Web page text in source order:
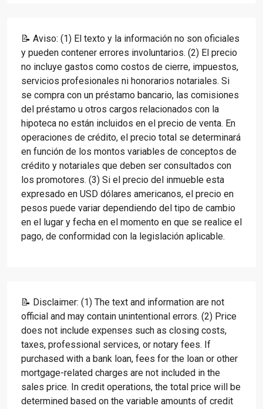
📝 Aviso: (1) El texto y la información no son oficiales
y pueden contener errores involuntarios. (2) El precio
no incluye gastos como costos de cierre, impuestos,
servicios profesionales ni honorarios notariales. Si
se compra con un préstamo bancario, las comisiones
del préstamo u otros cargos relacionados con la
hipoteca no están incluidos en el precio de venta. En
operaciones de crédito, el precio total se determinará
en función de los montos variables de conceptos de
crédito y notariales que deben ser consultados con
los promotores. (3) Si el precio del inmueble esta
expresado en USD dólares americanos, el precio en
pesos puede variar dependiendo del tipo de cambio
en el lugar y fecha en el momento en que se realice el
pago, de conformidad con la legislación aplicable.
📝 Disclaimer: (1) The text and information are not
official and may contain unintentional errors. (2) Price
does not include expenses such as closing costs,
taxes, professional services, or notary fees. If
purchased with a bank loan, fees for the loan or other
mortgage-related charges are not included in the
sales price. In credit operations, the total price will be
determined based on the variable amounts of credit